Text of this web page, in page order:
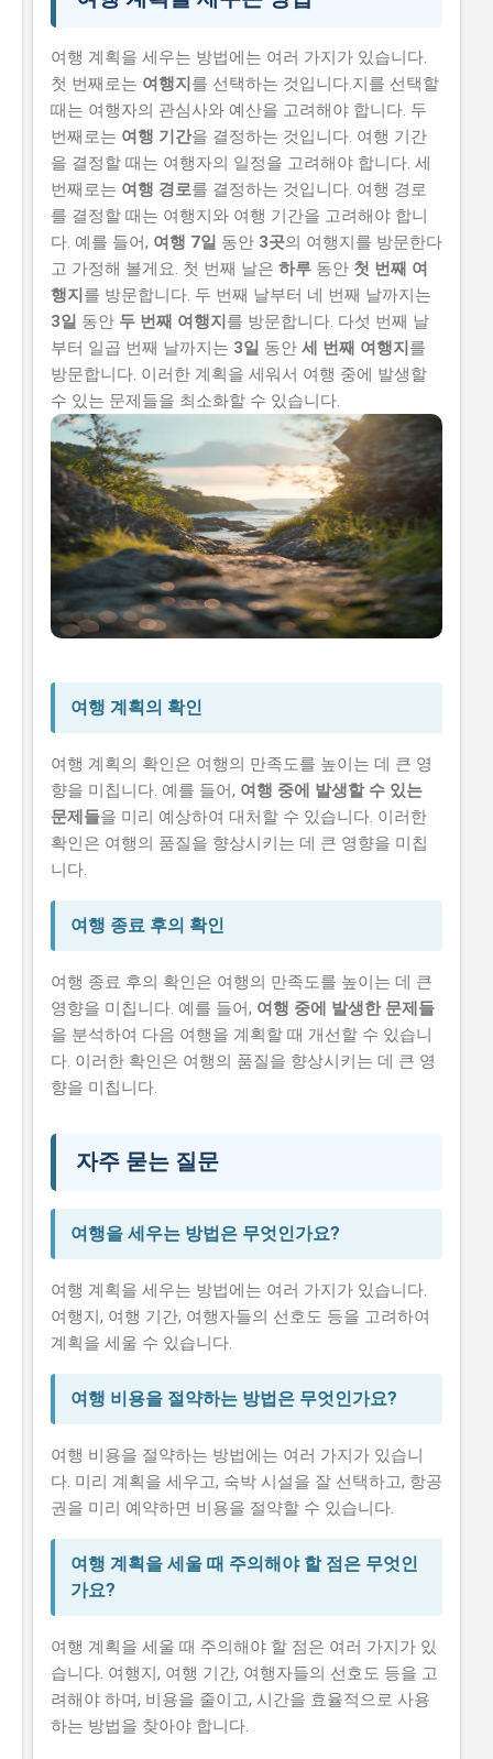
여행 계획을 세우는 방법에는 여러 가지가 있습니다.
첫 번째로는 여행지 를 선택하는 것입니다.지를 선택할
때는 여행자의 관심사와 예산을 고려해야 합니다. 두
번째로는 여행 기간을 결정하는 것입니다. 여행 기간
을 결정할 때는 여행자의 일정을 고려해야 합니다. 세
번째로는 여행 경로를 결정하는 것입니다. 여행 경로
를 결정할 때는 여행지와 여행 기간을 고려해야 합니
다. 예를 들어, 여행 7일 동안 3곳의 여행지를 방문한다
고 가정해 볼게요. 첫 번째 날은 하루 동안 첫 번째 여
행지 를 방문합니다. 두 번째 날부터 네 번째 날까지는
3일 동안 두 번째 여행지 를 방문합니다. 다섯 번째 날
부터 일곱 번째 날까지는 3일 동안 세 번째 여행지 를
방문합니다. 이러한 계획을 세워서 여행 중에 발생할
수 있는 문제들을 최소화할 수 있습니다.
여행 계획의 확인
여행 계획의 확인은 여행의 만족도를 높이는 데 큰 영
향을 미칩니다. 예를 들어, 여행 중에 발생할 수 있는
문제들을 미리 예상하여 대처할 수 있습니다. 이러한
확인은 여행의 품질을 향상시키는 데 큰 영향을 미칩
니다.
여행 종료 후의 확인
여행 종료 후의 확인은 여행의 만족도를 높이는 데 큰
영향을 미칩니다. 예를 들어, 여행 중에 발생한 문제들
을 분석하여 다음 여행을 계획할 때 개선할 수 있습니
다. 이러한 확인은 여행의 품질을 향상시키는 데 큰 영
향을 미칩니다.
자주 묻는 질문
여행을 세우는 방법은 무엇인가요?
여행 계획을 세우는 방법에는 여러 가지가 있습니다.
여행지, 여행 기간, 여행자들의 선호도 등을 고려하여
계획을 세울 수 있습니다.
여행 비용을 절약하는 방법은 무엇인가요?
여행 비용을 절약하는 방법에는 여러 가지가 있습니
다. 미리 계획을 세우고, 숙박 시설을 잘 선택하고, 항공
권을 미리 예약하면 비용을 절약할 수 있습니다.
여행 계획을 세울 때 주의해야 할 점은 무엇인
가요?
여행 계획을 세울 때 주의해야 할 점은 여러 가지가 있
습니다. 여행지, 여행 기간, 여행자들의 선호도 등을 고
려해야 하며, 비용을 줄이고, 시간을 효율적으로 사용
하는 방법을 찾아야 합니다.